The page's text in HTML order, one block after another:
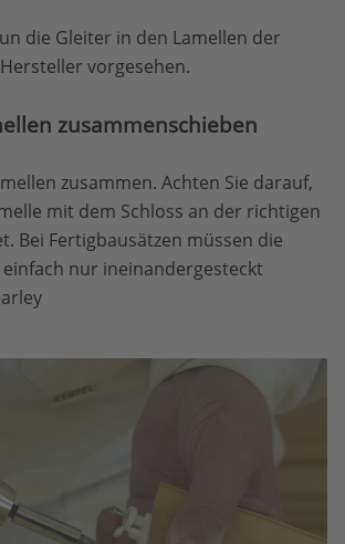
die Gleiter in den Lamellen der
vorgesehen.
zusammenschieben
zusammen. Achten Sie darauf,
mit dem Schloss an der richtigen
Bei Fertigbausätzen müssen die
nur ineinandergesteckt